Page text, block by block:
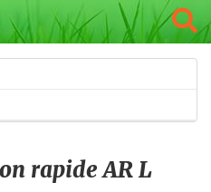
rapide AR L